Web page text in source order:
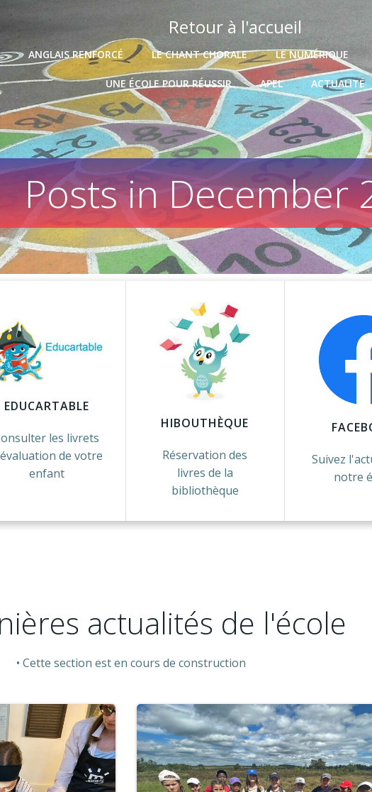
Retour à l'accueil
ANGLAIS RENFORCÉ LE CHANT CHORALE LE NUMÉRIQUE
UNE ÉCOLE POUR RÉUSSIR APEL ACTUALITÉ
Posts in December
EDUCARTABLE
les livrets
de votre
enfant
HIBOUTHÈQUE
Réservation des
livres de la
bibliothèque
Suivez
notre
actualités de l'école
Cette section est en cours de construction